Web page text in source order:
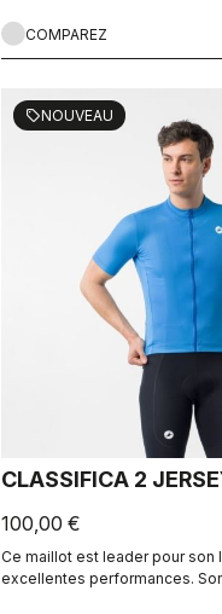
COMPAREZ
sellNOUVEAU
CLASSIFICA 2
100,00 €
Ce maillot est leader pour son
excellentes performances.